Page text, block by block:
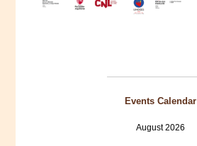
Events Calendar
August 2026